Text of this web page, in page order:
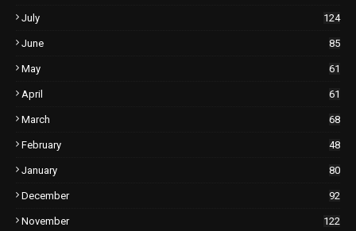
July 124
June 85
May 61
April 61
March 68
February 48
January 80
December 92
November 122